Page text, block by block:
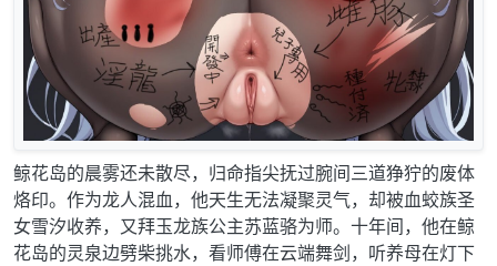
鲸花岛的晨雾还未散尽，归命指尖抚过腕间三道狰狞的废体
烙印。作为龙人混血，他天生无法凝聚灵气，却被血蛟族圣
女雪汐收养，又拜玉龙族公主苏蓝骆为师。十年间，他在鲸
花岛的灵泉边劈柴挑水，看师傅在云端舞剑，听养母在灯下